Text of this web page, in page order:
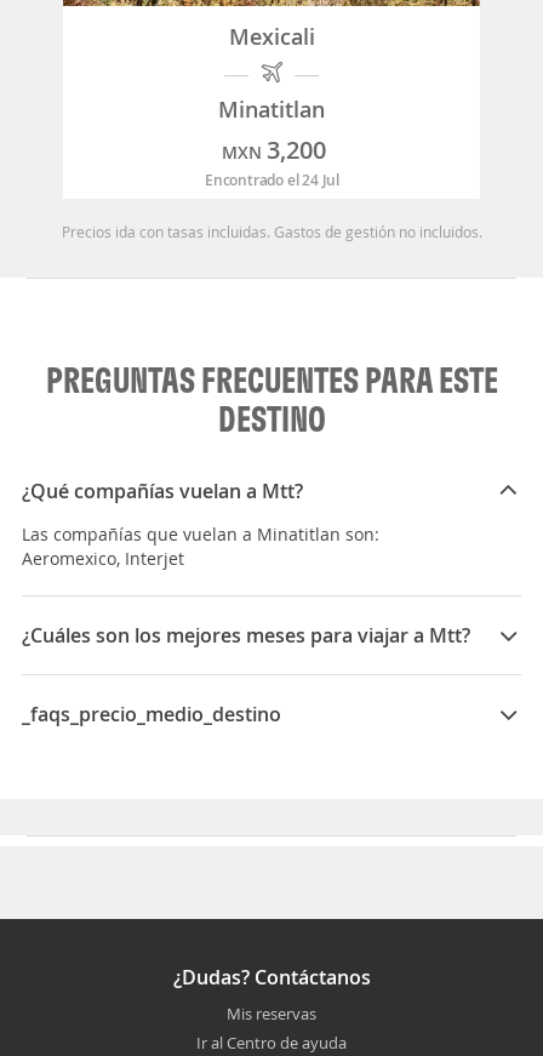
Mexicali
Minatitlan
MXN 3,200
Encontrado el 24 Jul
Precios ida con tasas incluidas. Gastos de gestión no incluidos.
PREGUNTAS FRECUENTES PARA ESTE
DESTINO
¿Qué compañías vuelan a Mtt?
Las compañías que vuelan a Minatitlan son:
Aeromexico, Interjet
¿Cuáles son los mejores meses para viajar a Mtt?
Los mejores meses para viajar a Minatitlan son
Febrero, Marzo, Enero
_faqs_precio_medio_destino
¿Dudas? Contáctanos
Mis reservas
Ir al Centro de ayuda